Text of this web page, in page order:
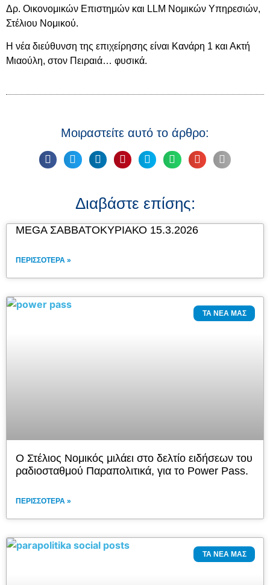
Δρ. Οικονομικών Επιστημών και LLM Νομικών Υπηρεσιών,
Στέλιου Νομικού.
Η νέα διεύθυνση της επιχείρησης είναι Κανάρη 1 και Ακτή
Μιαούλη, στον Πειραιά… φυσικά.
Μοιραστείτε αυτό το άρθρο:
Διαβάστε επίσης:
MEGA ΣΑΒΒΑΤΟΚΥΡΙΑΚΟ 15.3.2026
ΠΕΡΙΣΣΌΤΕΡΑ »
ΤΑ ΝΈΑ ΜΑΣ
Ο Στέλιος Νομικός μιλάει στο δελτίο ειδήσεων του
ραδιοσταθμού Παραπολιτικά, για το Power Pass.
ΠΕΡΙΣΣΌΤΕΡΑ »
ΤΑ ΝΈΑ ΜΑΣ